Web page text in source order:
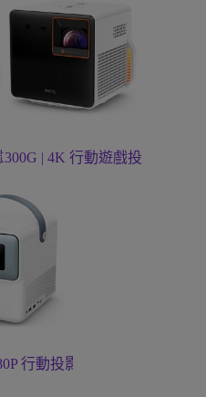
機 | 4K 行動遊戲投影機
行動投影機